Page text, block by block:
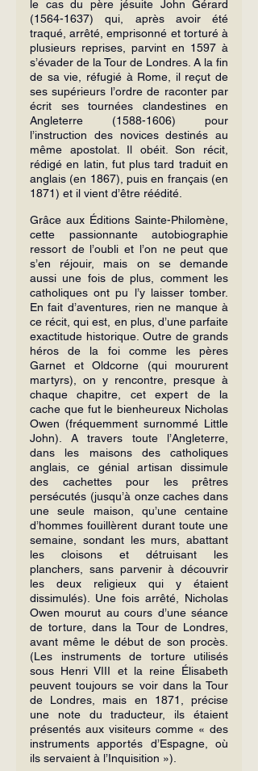
le cas du père jésuite John Gérard
(1564-1637) qui, après avoir été
traqué, arrêté, emprisonné et torturé à
plusieurs reprises, parvint en 1597 à
s’évader de la Tour de Londres. A la fin
de sa vie, réfugié à Rome, il reçut de
ses supérieurs l’ordre de raconter par
écrit ses tournées clandestines en
Angleterre (1588-1606) pour
l’instruction des novices destinés au
même apostolat. Il obéit. Son récit,
rédigé en latin, fut plus tard traduit en
anglais (en 1867), puis en français (en
1871) et il vient d’être réédité.
Grâce aux Éditions Sainte-Phi­lomène,
cette passionnante autobiographie
ressort de l’oubli et l’on ne peut que
s’en réjouir, mais on se demande
aussi une fois de plus, comment les
catholiques ont pu l’y laisser tomber.
En fait d’aventures, rien ne manque à
ce récit, qui est, en plus, d’une parfaite
exactitude historique. Outre de grands
héros de la foi comme les pères
Garnet et Oldcorne (qui moururent
martyrs), on y rencontre, presque à
chaque chapitre, cet expert de la
cache que fut le bienheureux Nicholas
Owen (fréquemment surnommé Little
John). A travers toute l’Angleterre,
dans les maisons des catholiques
anglais, ce génial artisan dissimule
des cachettes pour les prêtres
persécutés (jusqu’à onze caches dans
une seule maison, qu’une centaine
d’hommes fouillèrent durant toute une
semaine, sondant les murs, abattant
les cloisons et détruisant les
planchers, sans parvenir à découvrir
les deux religieux qui y étaient
dissimulés). Une fois arrêté, Nicholas
Owen mourut au cours d’une séance
de torture, dans la Tour de Londres,
avant même le début de son procès.
(Les instruments de torture utilisés
sous Henri VIII et la reine Élisabeth
peuvent toujours se voir dans la Tour
de Londres, mais en 1871, précise
une note du traducteur, ils étaient
présentés aux visiteurs comme « des
instruments apportés d’Espagne, où
ils servaient à l’Inquisition »).